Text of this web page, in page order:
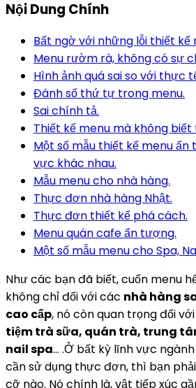
Nội Dung Chính
Bất ngờ với những lỗi thiết kế
Menu rườm rà, không có sự
Hình ảnh quá sai so với thực
Đánh số thứ tự trong menu.
Sai chính tả.
Thiết kế menu mà không
Một số mẫu thiết kế menu
vực khác nhau.
Mẫu menu cho nhà hàng.
Thực đơn nhà hàng Nhật.
Thực đơn thiết kế phá cách.
Menu quán cafe ấn tượng.
Một số mẫu menu cho Spa,
Như các bạn đã biết, cuốn menu
không chỉ đối với các nhà hàng
cao cấp, nó còn quan trọng đối
tiệm trà sữa, quán trà, trung
nail spa… .Ở bất kỳ lĩnh vực
cần sử dụng thực đơn, thì bạn
cỡ nào. Nó chính là, vật tiếp xúc